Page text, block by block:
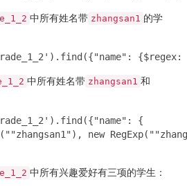
中所有姓名带 zhangsan1 的学
{$regex:
中所有姓名带 zhangsan1 和
{
new
中所有兴趣爱好有三项的学生：